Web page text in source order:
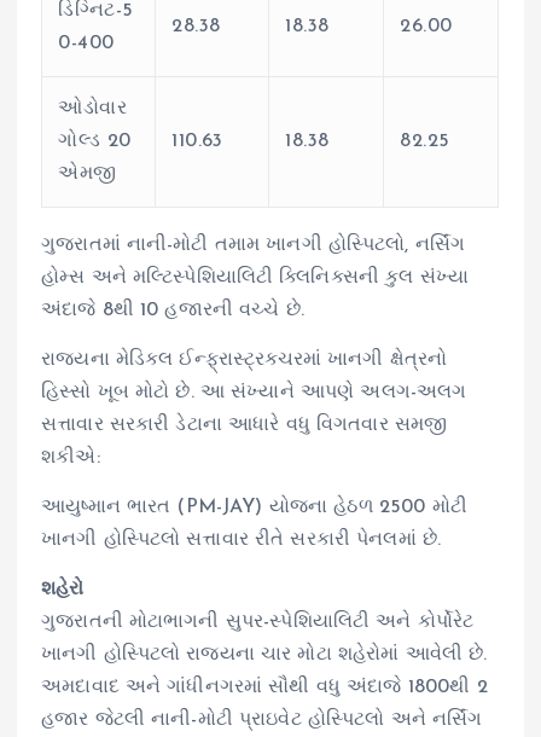
ડિગ્નિટ-5
0-400
28.38 18.38 26.00
ઓડોવાર
ગોલ્ડ 20
એમજી
110.63 18.38 82.25
ગુજરાતમાં નાની-મોટી તમામ ખાનગી હોસ્પિટલો, નર્સિંગ
હોમ્સ અને મલ્ટિસ્પેશિયાલિટી ક્લિનિક્સની કુલ સંખ્યા
અંદાજે 8થી 10 હજારની વચ્ચે છે.
રાજ્યના મેડિકલ ઈન્ફ્રાસ્ટ્રક્ચરમાં ખાનગી ક્ષેત્રનો
હિસ્સો ખૂબ મોટો છે. આ સંખ્યાને આપણે અલગ-અલગ
સત્તાવાર સરકારી ડેટાના આધારે વધુ વિગતવાર સમજી
શકીએ:
આયુષ્માન ભારત (PM-JAY) યોજના હેઠળ 2500 મોટી
ખાનગી હોસ્પિટલો સત્તાવાર રીતે સરકારી પેનલમાં છે.
શહેરો
ગુજરાતની મોટાભાગની સુપર-સ્પેશિયાલિટી અને કોર્પોરેટ
ખાનગી હોસ્પિટલો રાજ્યના ચાર મોટા શહેરોમાં આવેલી છે.
અમદાવાદ અને ગાંધીનગરમાં સૌથી વધુ અંદાજે 1800થી 2
હજાર જેટલી નાની-મોટી પ્રાઇવેટ હોસ્પિટલો અને નર્સિંગ